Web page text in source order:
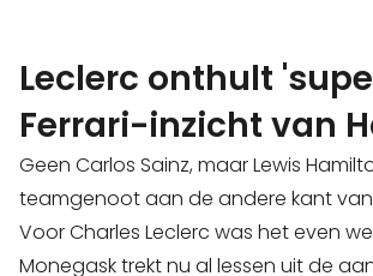
Leclerc onthult
Ferrari-inzicht van
Geen Carlos Sainz, maar Lewis
teamgenoot aan de andere kant
Voor Charles Leclerc was het even
Monegask trekt nu al lessen uit de